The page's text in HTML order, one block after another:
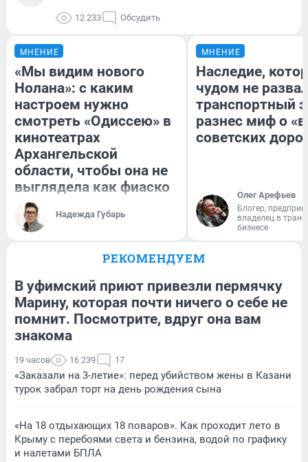
12 233 Обсудить
МНЕНИЕ
«Мы видим нового
Нолана»: с каким
настроем нужно
смотреть «Одиссею» в
кинотеатрах
Архангельской
области, чтобы она не
выглядела как фиаско
Надежда Губарь
МНЕНИЕ
Наследие,
чудом не
транспортный
разнес миф о
советских
Олег Арефьев
Блогер,
владелец в
бизнесе
РЕКОМЕНДУЕМ
В уфимский приют привезли пермячку
Марину, которая почти ничего о себе не
помнит. Посмотрите, вдруг она вам
знакома
19 часов 16 239 17
«Заказали на 3-летие»: перед убийством жены в Казани
турок забрал торт на день рождения сына
«На 18 отдыхающих 18 поваров». Как проходит лето в
Крыму с перебоями света и бензина, водой по графику
и налетами БПЛА